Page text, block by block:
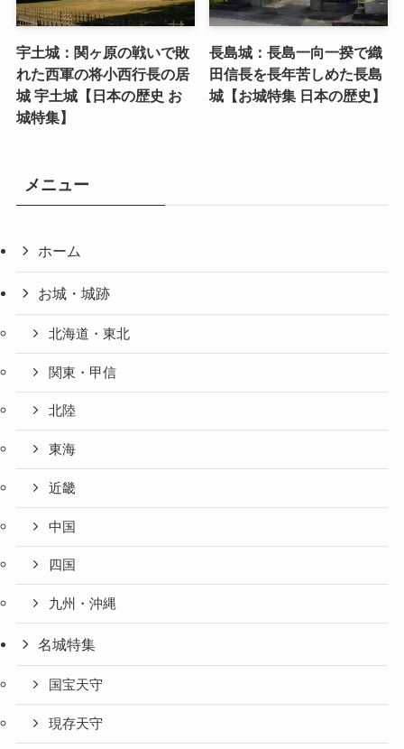
宇土城：関ヶ原の戦いで敗
れた西軍の将小西行長の居
城 宇土城【日本の歴史 お
城特集】
長島城：長島一向一揆で織
田信長を長年苦しめた長島
城【お城特集 日本の歴史】
メニュー
ホーム
お城・城跡
北海道・東北
関東・甲信
北陸
東海
近畿
中国
四国
九州・沖縄
名城特集
国宝天守
現存天守